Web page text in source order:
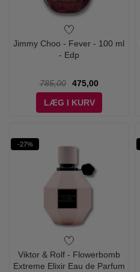
Jimmy Choo - Fever - 100 ml
- Edp
785,00
475,00
LÆG I KURV
-27%
Viktor & Rolf - Flowerbomb
Extreme Elixir Eau de Parfum